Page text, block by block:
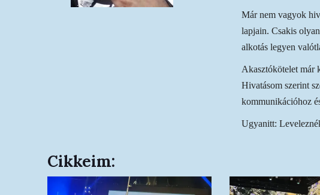
Már nem vagyok
lapjain. Csakis
alkotás legyen
Akasztókötelet már
Hivatásom szerint
kommunikációhoz
Ugyanitt:
Cikkeim: